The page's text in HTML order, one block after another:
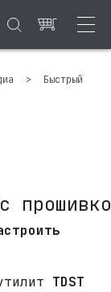
>
Быстрый
TDST